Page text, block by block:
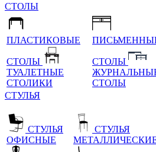
СТОЛЫ
ПЛАСТИКОВЫЕ
СТОЛЫ
ТУАЛЕТНЫЕ
СТОЛИКИ
СТОЛЫ
СТОЛЫ
СТУЛЬЯ
СТУЛЬЯ
ОФИСНЫЕ
СТУЛЬЯ